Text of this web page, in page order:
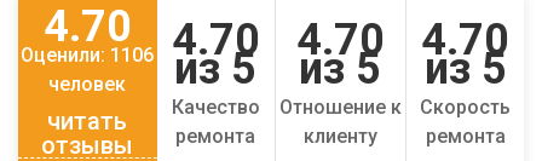
4.70
Оценили: 1106
человек
читать
отзывы
4.70
из 5
Качество
ремонта
4.70
из 5
Отношение к
клиенту
4.70
из 5
Скорость
ремонта